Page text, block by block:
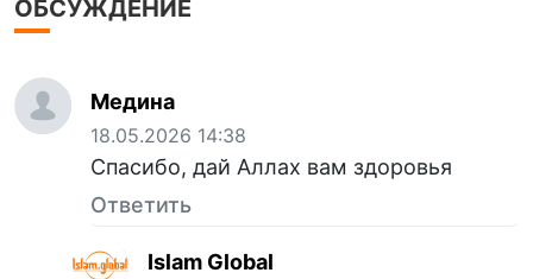
ОБСУЖДЕНИЕ
Медина
18.05.2026 14:38
Спасибо, дай Аллах вам здоровья
Ответить
Islam Global